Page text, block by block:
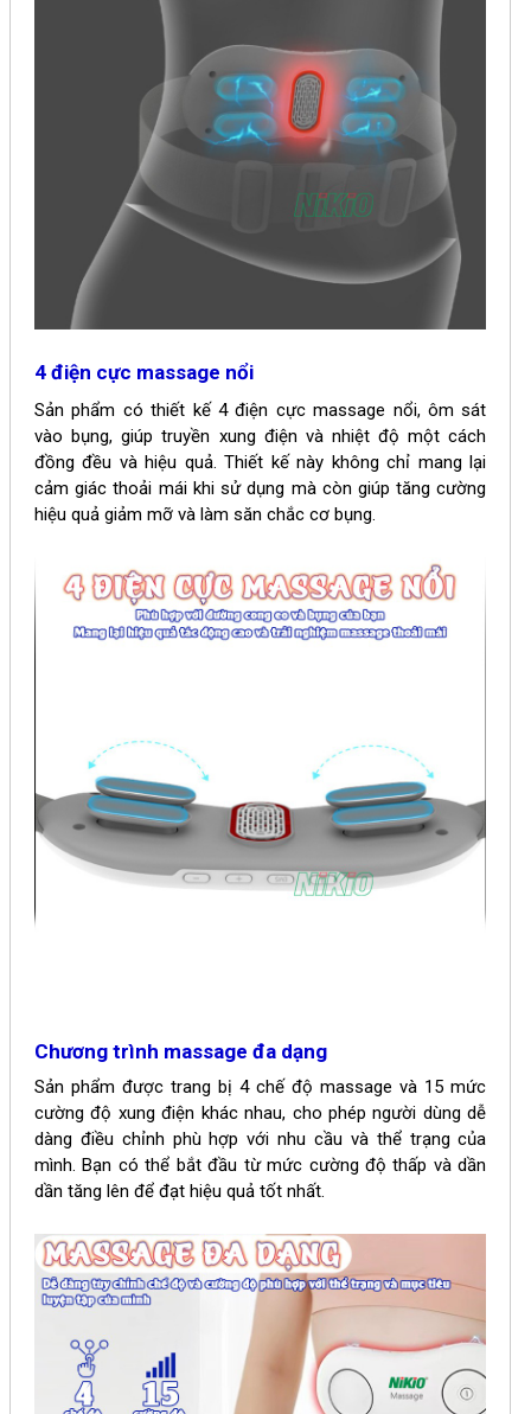
4 điện cực massage nổi
Sản phẩm có thiết kế 4 điện cực massage nổi, ôm sát
vào bụng, giúp truyền xung điện và nhiệt độ một cách
đồng đều và hiệu quả. Thiết kế này không chỉ mang lại
cảm giác thoải mái khi sử dụng mà còn giúp tăng cường
hiệu quả giảm mỡ và làm săn chắc cơ bụng.
Chương trình massage đa dạng
Sản phẩm được trang bị 4 chế độ massage và 15 mức
cường độ xung điện khác nhau, cho phép người dùng dễ
dàng điều chỉnh phù hợp với nhu cầu và thể trạng của
mình. Bạn có thể bắt đầu từ mức cường độ thấp và dần
dần tăng lên để đạt hiệu quả tốt nhất.